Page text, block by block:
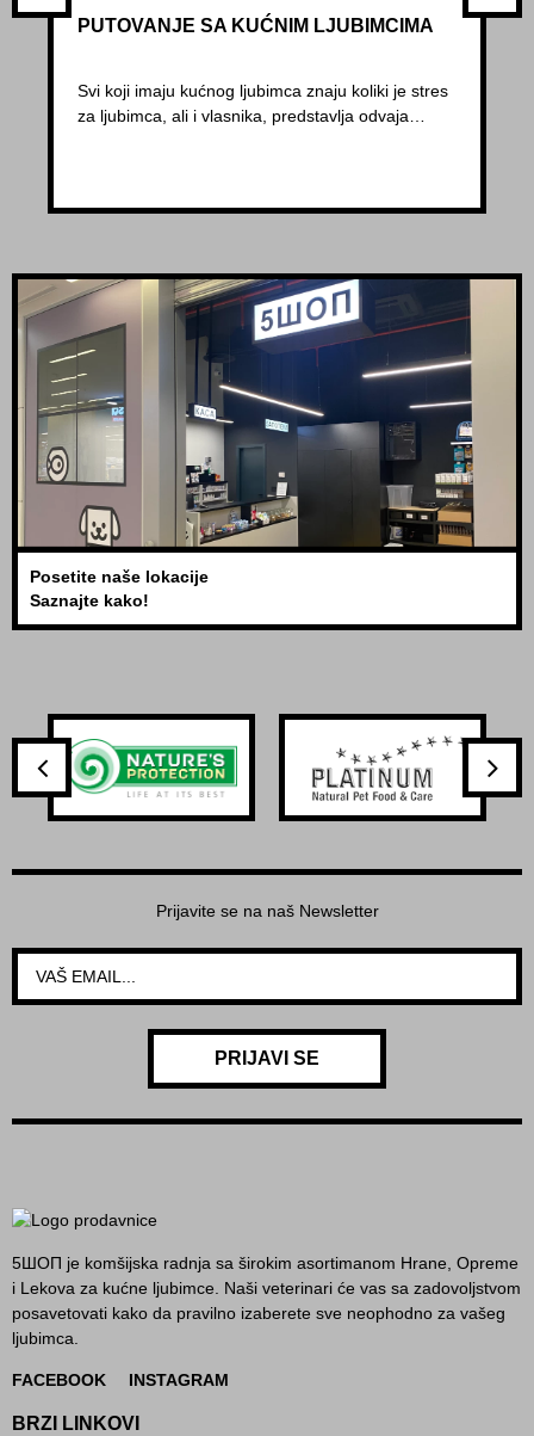
PUTOVANJE SA KUĆNIM LJUBIMCIMA
Svi koji imaju kućnog ljubimca znaju koliki je stres
za ljubimca, ali i vlasnika, predstavlja odvaja…
Posetite naše lokacije
Saznajte kako!
Prijavite se na naš Newsletter
PRIJAVI SE
5ШОП je komšijska radnja sa širokim asortimanom Hrane, Opreme
i Lekova za kućne ljubimce. Naši veterinari će vas sa zadovoljstvom
posavetovati kako da pravilno izaberete sve neophodno za vašeg
ljubimca.
FACEBOOK INSTAGRAM
BRZI LINKOVI